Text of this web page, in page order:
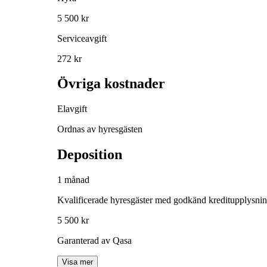
5 500 kr
Serviceavgift
272 kr
Övriga kostnader
Elavgift
Ordnas av hyresgästen
Deposition
1 månad
Kvalificerade hyresgäster med godkänd
5 500 kr
Garanterad av Qasa
Visa mer